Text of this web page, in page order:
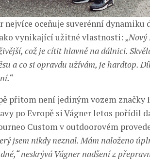
nejvíce oceňuje suverénní dynamiku
vynikající užitné vlastnosti: „Nový
což je cítit hlavně na dálnici. Skvělá
a co si opravdu užívám, je hardtop.
“
přitom není jediným vozem značky
po Evropě si Vágner letos pořídil
Custom v outdoorovém
jsem nikdy neznal. Mám naloženo
neskrývá Vágner nadšení z